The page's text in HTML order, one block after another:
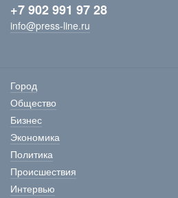
+7 902 991 97 28
info@press-line.ru
Город
Общество
Бизнес
Экономика
Политика
Происшествия
Интервью